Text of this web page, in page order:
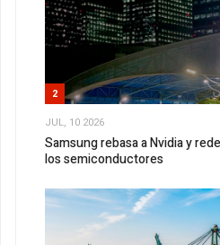
2
JUL, 10 2026
Samsung rebasa a Nvidia y
los semiconductores